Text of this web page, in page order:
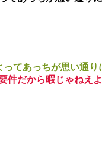
てあっちが思い通
件だから暇じゃねえ